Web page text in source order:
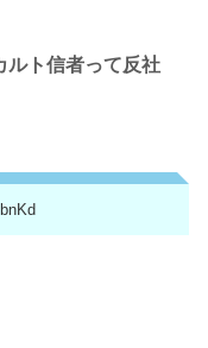
ルト信者って反社